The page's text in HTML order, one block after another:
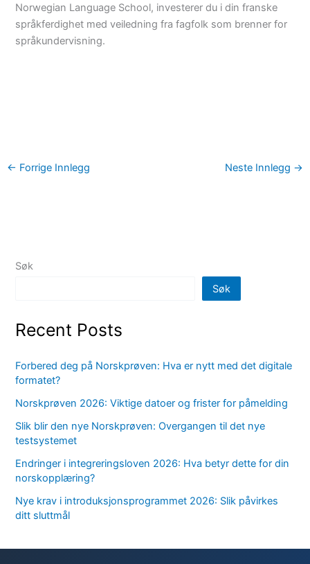
Norwegian Language School, investerer du i din franske
språkferdighet med veiledning fra fagfolk som brenner for
språkundervisning.
← Forrige Innlegg Neste Innlegg →
Søk
Søk
Recent Posts
Forbered deg på Norskprøven: Hva er nytt med det digitale
formatet?
Norskprøven 2026: Viktige datoer og frister for påmelding
Slik blir den nye Norskprøven: Overgangen til det nye
testsystemet
Endringer i integreringsloven 2026: Hva betyr dette for din
norskopplæring?
Nye krav i introduksjonsprogrammet 2026: Slik påvirkes
ditt sluttmål